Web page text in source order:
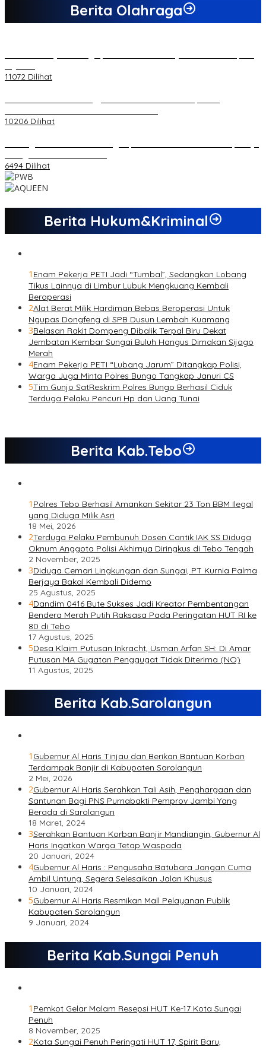
Berita Olahraga
11072 Dilihat
10206 Dilihat
6494 Dilihat
Berita Hukum&Kriminal
1 Enam Pekerja PETI Jadi “Tumbal”, Sedangkan Lobang
Tikus Lainnya di Limbur Lubuk Mengkuang Kembali
Beroperasi
2Alat Berat Milik Hardiman Bebas Beroperasi Untuk
Ngupas Dongfeng di SPB Dusun Lembah Kuamang
3Belasan Rakit Dompeng Dibalik Terpal Biru Dekat
Jembatan Kembar Sungai Buluh Hangus Dimakan Sijago
Merah
4Enam Pekerja PETI “Lubang Jarum” Ditangkap Polisi,
Warga Juga Minta Polres Bungo Tangkap Januri CS
5Tim Gunjo SatReskrim Polres Bungo Berhasil Ciduk
Terduga Pelaku Pencuri Hp dan Uang Tunai
Berita Kab.Tebo
1 Polres Tebo Berhasil Amankan Sekitar 23 Ton BBM Ilegal
yang Diduga Milik Asri
18 Mei, 2026
2Terduga Pelaku Pembunuh Dosen Cantik IAK SS Diduga
Oknum Anggota Polisi Akhirnya Diringkus di Tebo Tengah
2 November, 2025
3Diduga Cemari Lingkungan dan Sungai, PT Kurnia Palma
Berjaya Bakal Kembali Didemo
25 Agustus, 2025
4Dandim 0416 Bute Sukses Jadi Kreator Pembentangan
Bendera Merah Putih Raksasa Pada Peringatan HUT RI ke
80 di Tebo
17 Agustus, 2025
5Desa Klaim Putusan Inkracht, Usman Arfan SH: Di Amar
Putusan MA Gugatan Penggugat Tidak Diterima (NO)
11 Agustus, 2025
Berita Kab.Sarolangun
1 Gubernur Al Haris Tinjau dan Berikan Bantuan Korban
Terdampak Banjir di Kabupaten Sarolangun
2 Mei, 2026
2Gubernur Al Haris Serahkan Tali Asih, Penghargaan dan
Santunan Bagi PNS Purnabakti Pemprov Jambi Yang
Berada di Sarolangun
18 Maret, 2024
3Serahkan Bantuan Korban Banjir Mandiangin, Gubernur Al
Haris Ingatkan Warga Tetap Waspada
20 Januari, 2024
4Gubernur Al Haris : Pengusaha Batubara Jangan Cuma
Ambil Untung, Segera Selesaikan Jalan Khusus
10 Januari, 2024
5Gubernur Al Haris Resmikan Mall Pelayanan Publik
Kabupaten Sarolangun
9 Januari, 2024
Berita Kab.Sungai Penuh
1 Pemkot Gelar Malam Resepsi HUT Ke-17 Kota Sungai
Penuh
8 November, 2025
2Kota Sungai Penuh Peringati HUT 17, Spirit Baru,